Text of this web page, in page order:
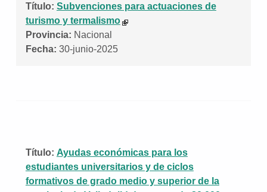
Título: Subvenciones para actuaciones de
turismo y termalismo
Provincia: Nacional
Fecha: 30-junio-2025
Título: Ayudas económicas para los
estudiantes universitarios y de ciclos
formativos de grado medio y superior de la